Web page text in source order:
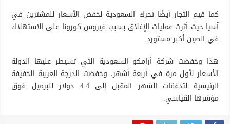
كما قيم التجار أيضًا تحرك السعودية لخفض الأسعار للمشترين في
آسيا حيث أثرت عمليات الإغلاق بسبب فيروس كورونا على الاستهلاك
في الصين أكبر مستورد.
هذا وخفضت شركة أرامكو السعودية التي تسيطر عليها الدولة
الأسعار لأول مرة في أربعة أشهر، وخفضت الدرجة العربية الخفيفة
الرئيسية لتدفقات الشهر المقبل إلى 4.4 دولار للبرميل فوق
مؤشرها القياسي.